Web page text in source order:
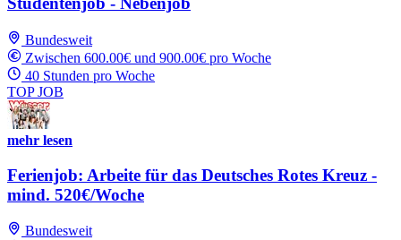
Bundesweit
Zwischen 600.00€ und 900.00€ pro Woche
40 Stunden pro Woche
TOP JOB
mehr lesen
Ferienjob: Arbeite für das Deutsches Rotes Kreuz -
mind. 520€/Woche
Bundesweit